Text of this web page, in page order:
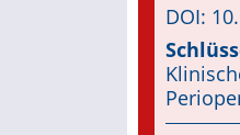
DOI: